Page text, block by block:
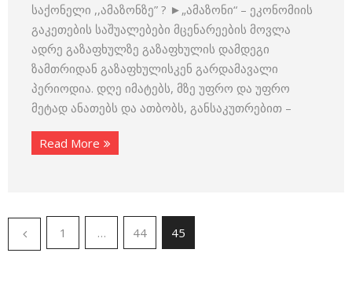
საქონელი ,,ამაზონზე” ? ►„ამაზონი“ – ეკონომიის
გაკეთების საშუალებები მცენარეების მოვლა
ადრე გაზაფხულზე გაზაფხულის დამდეგი
ზამთრიდან გაზაფხულისკენ გარდამავალი
პერიოდია. დღე იმატებს, მზე უფრო და უფრო
მეტად ანათებს და ათბობს, განსაკუთრებით –
Read More
1 … 44 45